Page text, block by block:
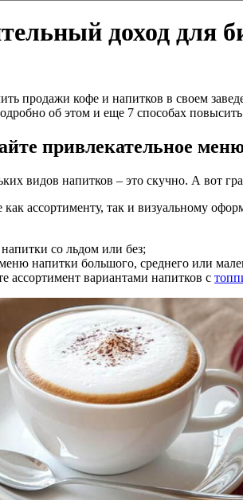
доход для
продажи кофе и напитков в своем
об этом и еще 7 способах
привлекательное
видов напитков – это скучно. А вот
как ассортименту, так и визуальному
со льдом или без;
напитки большого, среднего или
ассортимент вариантами напитков с